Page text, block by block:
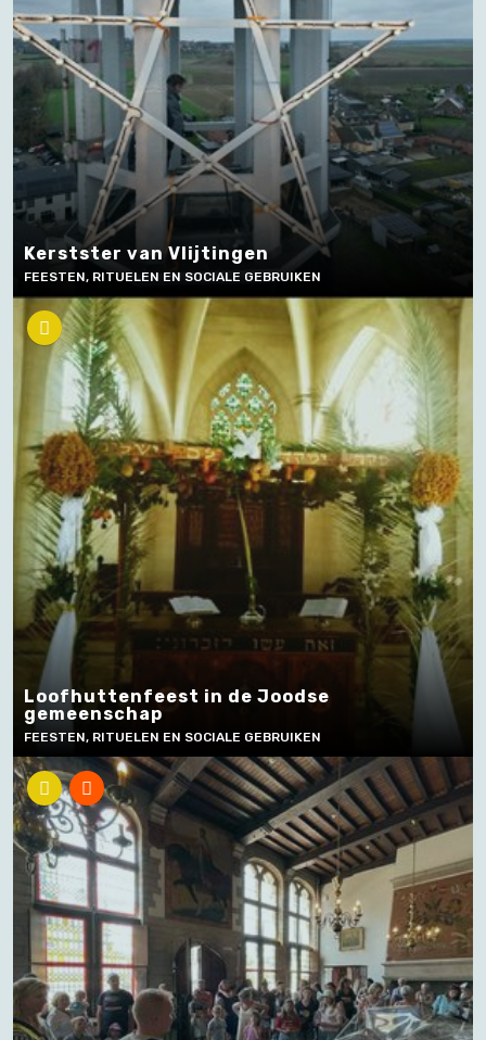
Kerstster van Vlijtingen
FEESTEN, RITUELEN EN SOCIALE GEBRUIKEN
Loofhuttenfeest in de Joodse
gemeenschap
FEESTEN, RITUELEN EN SOCIALE GEBRUIKEN